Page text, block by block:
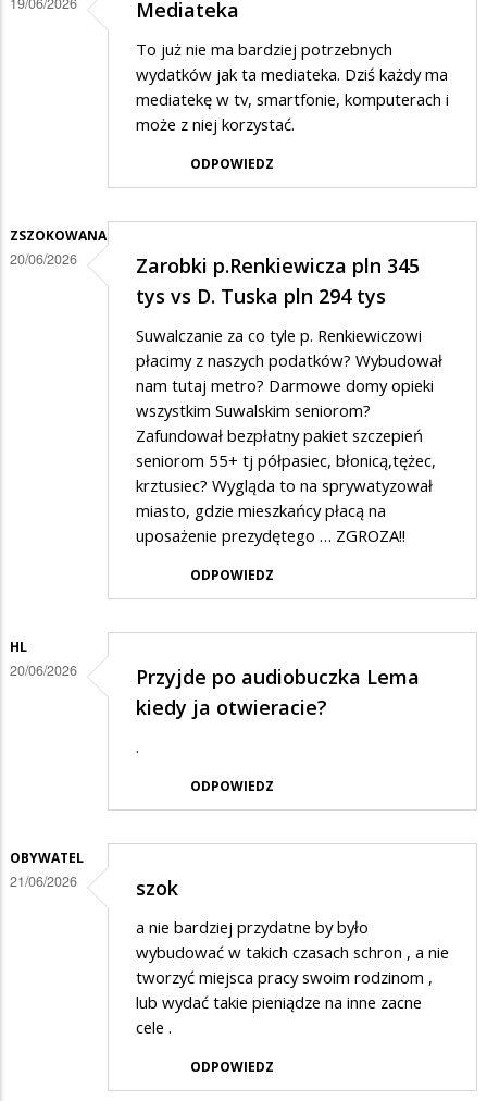
Mediateka
To już nie ma bardziej potrzebnych
wydatków jak ta mediateka. Dziś każdy ma
mediatekę w tv, smartfonie, komputerach i
może z niej korzystać.
ODPOWIEDZ
ZSZOKOWANA
20/06/2026
Zarobki p.Renkiewicza pln 345
tys vs D. Tuska pln 294 tys
Suwalczanie za co tyle p. Renkiewiczowi
płacimy z naszych podatków? Wybudował
nam tutaj metro? Darmowe domy opieki
wszystkim Suwalskim seniorom?
Zafundował bezpłatny pakiet szczepień
seniorom 55+ tj półpasiec, błonicą,tężec,
krztusiec? Wygląda to na sprywatyzował
miasto, gdzie mieszkańcy płacą na
uposażenie prezydętego … ZGROZA!!
ODPOWIEDZ
HL
20/06/2026
Przyjde po audiobuczka Lema
kiedy ja otwieracie?
.
ODPOWIEDZ
OBYWATEL
21/06/2026 szok
a nie bardziej przydatne by było
wybudować w takich czasach schron , a nie
tworzyć miejsca pracy swoim rodzinom ,
lub wydać takie pieniądze na inne zacne
cele .
ODPOWIEDZ